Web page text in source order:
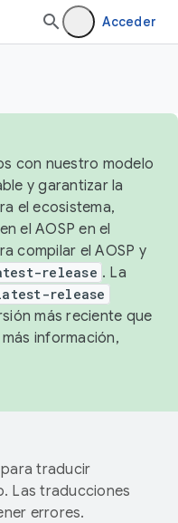
Acceder
con nuestro modelo
y garantizar la
el ecosistema,
el AOSP en el
compilar el AOSP y
release . La
release
más reciente que
información,
traducir
Las traducciones
errores.